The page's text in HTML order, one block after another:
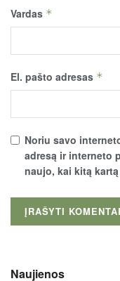
Vardas *
El. pašto adresas *
Noriu savo
adresą ir interneto
naujo, kai kitą
Naujienos